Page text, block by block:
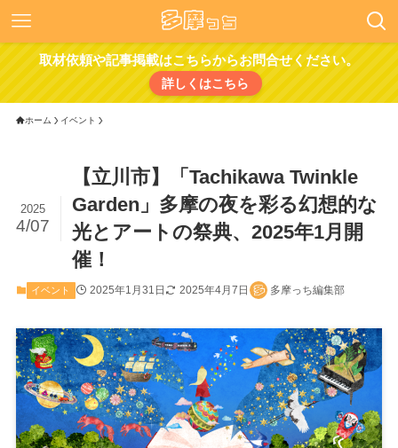
取材依頼や記事掲載はこちらからお問合せください。
詳しくはこちら
ホーム イベント
【立川市】「Tachikawa Twinkle
Garden」多摩の夜を彩る幻想的な
光とアートの祭典、2025年1月開
催！
2025
4/07
イベント 2025年1月31日 2025年4月7日 多摩っち編集部